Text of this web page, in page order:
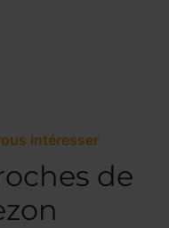
intéresser
de